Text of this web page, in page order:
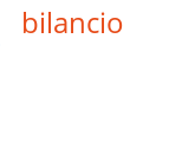
bilancio